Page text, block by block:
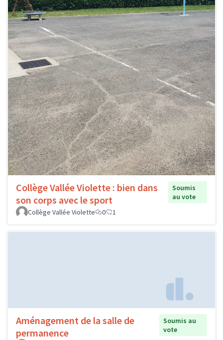
Collège Vallée Violette : bien dans
son corps avec le sport
Soumis
au vote
Collège Vallée Violette
0 1
Aménagement de la salle de
permanence
Soumis au
vote